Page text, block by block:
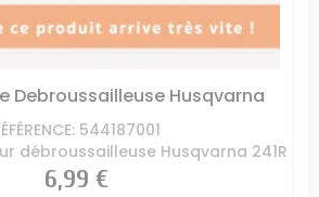
Debroussailleuse Husqvarna
544187001
débroussailleuse Husqvarna 241R
Prix
6,99 €